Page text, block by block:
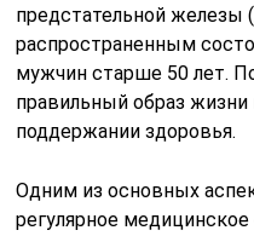
предстательной железы
распространенным
мужчин старше 50 лет.
правильный образ
поддержании здоровья.
Одним из основных
регулярное